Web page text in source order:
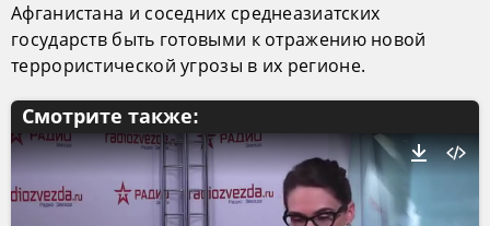
Афганистана и соседних среднеазиатских
государств быть готовыми к отражению новой
террористической угрозы в их регионе.
Смотрите также: